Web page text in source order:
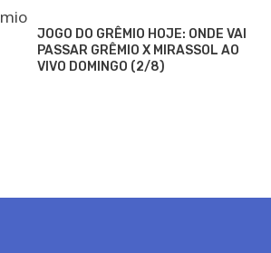
JOGO DO GRÊMIO HOJE: ONDE VAI
PASSAR GRÊMIO X MIRASSOL AO
VIVO DOMINGO (2/8)